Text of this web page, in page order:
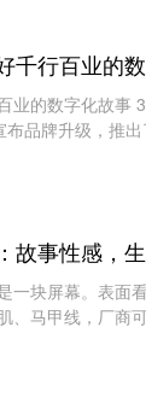
千行百业的
业的数字化故事
品牌升级，推出
故事性感，
一块屏幕。表面
、马甲线，厂商